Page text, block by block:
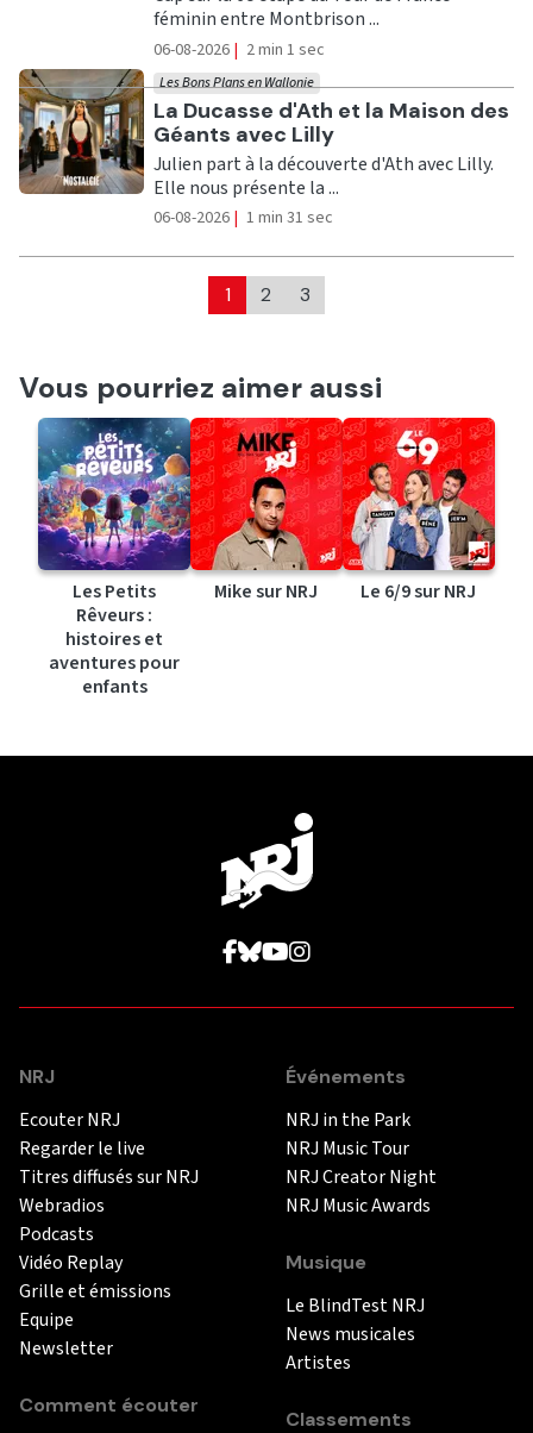
féminin entre Montbrison ...
06-08-2026 | 2 min 1 sec
Ecouter
La Ducasse d'Ath et la Maison des
Géants avec Lilly
Les Bons Plans en Wallonie
Julien part à la découverte d'Ath avec Lilly.
Elle nous présente la ...
06-08-2026 | 1 min 31 sec
1 2 3
Vous pourriez aimer aussi
Les Petits
Rêveurs :
histoires et
aventures pour
enfants
Mike sur NRJ Le 6/9 sur NRJ
NRJ
Ecouter NRJ
Regarder le live
Titres diffusés sur NRJ
Webradios
Podcasts
Vidéo Replay
Grille et émissions
Equipe
Newsletter
Comment écouter
Événements
NRJ in the Park
NRJ Music Tour
NRJ Creator Night
NRJ Music Awards
Musique
Le BlindTest NRJ
News musicales
Artistes
Classements